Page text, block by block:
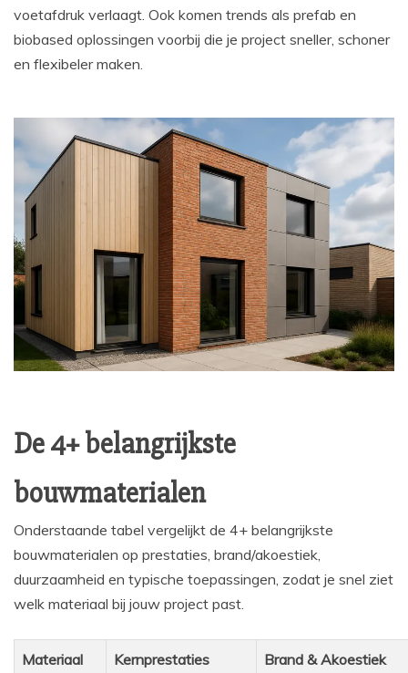
voetafdruk verlaagt. Ook komen trends als prefab en
biobased oplossingen voorbij die je project sneller, schoner
en flexibeler maken.
De 4+ belangrijkste
bouwmaterialen
Onderstaande tabel vergelijkt de 4+ belangrijkste
bouwmaterialen op prestaties, brand/akoestiek,
duurzaamheid en typische toepassingen, zodat je snel ziet
welk materiaal bij jouw project past.
Materiaal Kernprestaties Brand & Akoestiek